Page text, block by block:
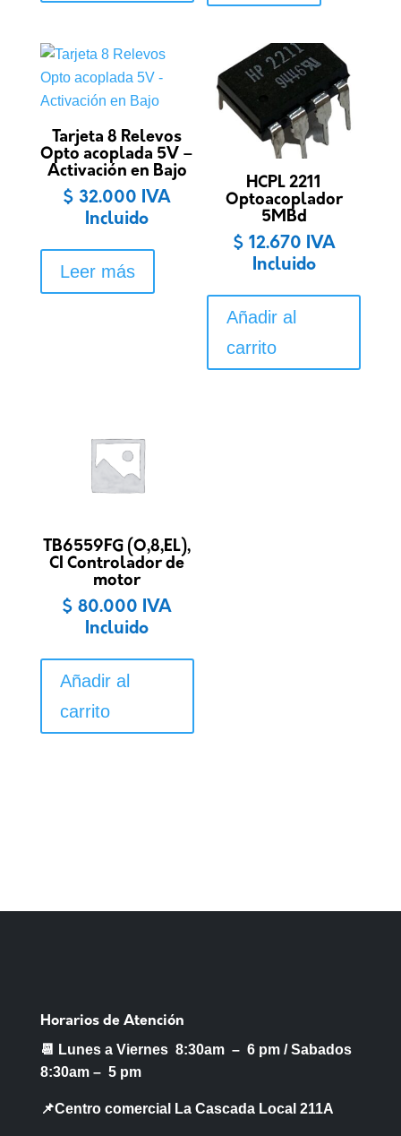
Tarjeta 8 Relevos
Opto acoplada 5V –
Activación en Bajo
$ 32.000 IVA
Incluido
Leer más
HCPL 2211
Optoacoplador
5MBd
$ 12.670 IVA
Incluido
Añadir al
carrito
TB6559FG (O,8,EL),
CI Controlador de
motor
$ 80.000 IVA
Incluido
Añadir al
carrito
Horarios de Atención
📆 Lunes a Viernes 8:30am – 6 pm /Sabados
8:30am – 5 pm
📌Centro comercial La Cascada Local 211A